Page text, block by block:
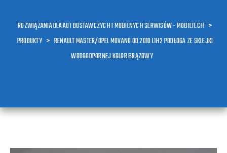
ROZWIĄZANIA DLA AUT DOSTAWCZYCH I MOBILNYCH SERWISÓW - MOBILTECH >
PRODUKTY > RENAULT MASTER/OPEL MOVANO OD 2010 L1H2 PODŁOGA ZE SKLEJKI
WODOODPORNEJ KOLOR BRĄZOWY